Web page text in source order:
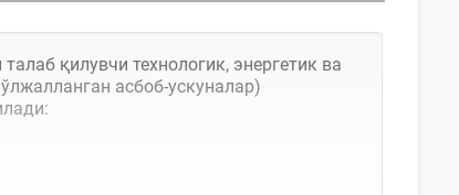
қилувчи технологик, энергетик ва
асбоб-ускуналар)